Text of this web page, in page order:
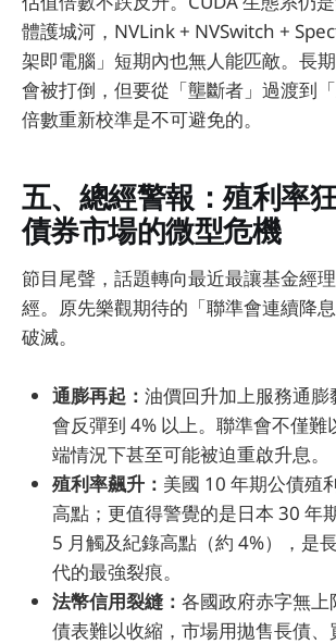
體護城河，NVLink + NVSwitch +
架即電腦」短期內也無人能匹敵。長
會被打倒，但要從「壟斷者」過渡到
倍數重新校準是不可避免的。
五、總經警報：殖利率
債券市場的微型危機
節目尾聲，話題轉向最近最讓基金經
經。原先樂觀期待的「聯準會連續降
破滅。
通膨再起： 油價回升加上服務通膨
會反彈到 4% 以上。聯準會不僅難
端情況下甚至可能被迫重啟升息。
殖利率飆升： 美國 10 年期公債殖
高點；更值得警覺的是日本 30 年
5 月觸及紀錄高點（約 4%），是
代的最強裂痕。
法幣信用裂縫： 各國政府赤字無上
債表難以收縮，市場用拋售長債